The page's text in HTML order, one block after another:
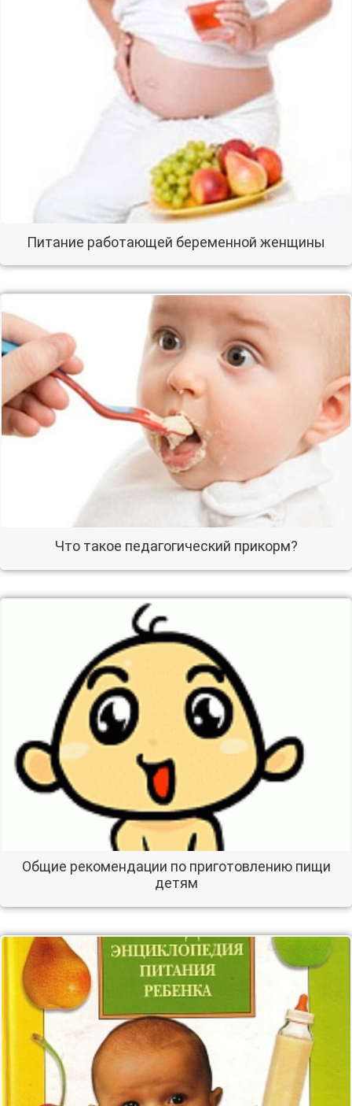
Питание работающей беременной женщины
Что такое педагогический прикорм?
Общие рекомендации по приготовлению пищи
детям